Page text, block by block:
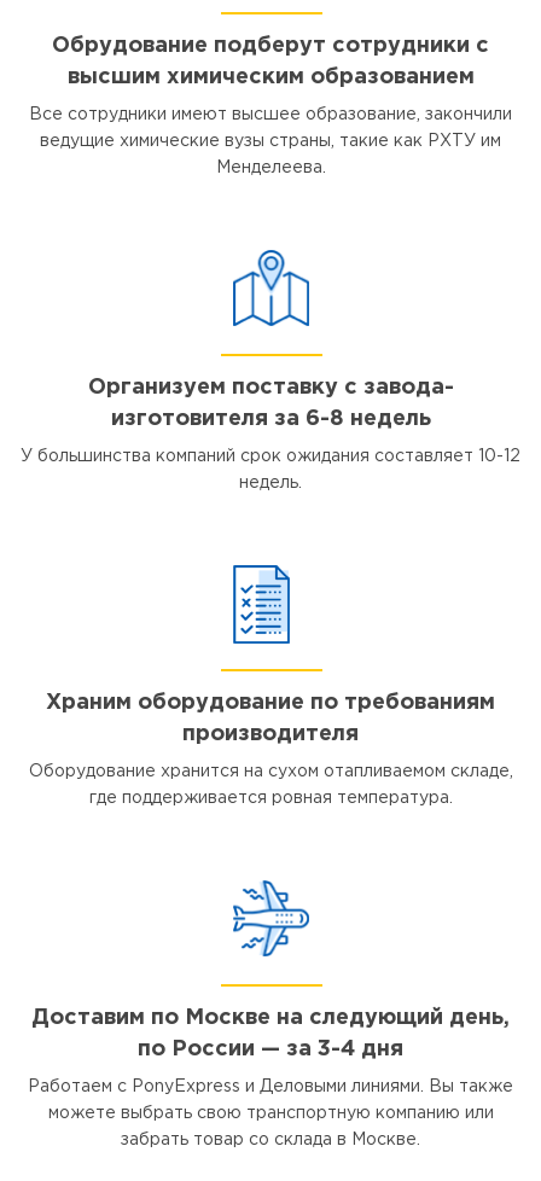
Обрудование подберут сотрудники с
высшим химическим образованием
Все сотрудники имеют высшее образование, закончили
ведущие химические вузы страны, такие как РХТУ им
Менделеева.
Организуем поставку с завода-
изготовителя за 6-8 недель
У большинства компаний срок ожидания составляет 10-12
недель.
Храним оборудование по требованиям
производителя
Оборудование хранится на сухом отапливаемом складе,
где поддерживается ровная температура.
Доставим по Москве на следующий день,
по России — за 3-4 дня
Работаем с PonyExpress и Деловыми линиями. Вы также
можете выбрать свою транспортную компанию или
забрать товар со склада в Москве.